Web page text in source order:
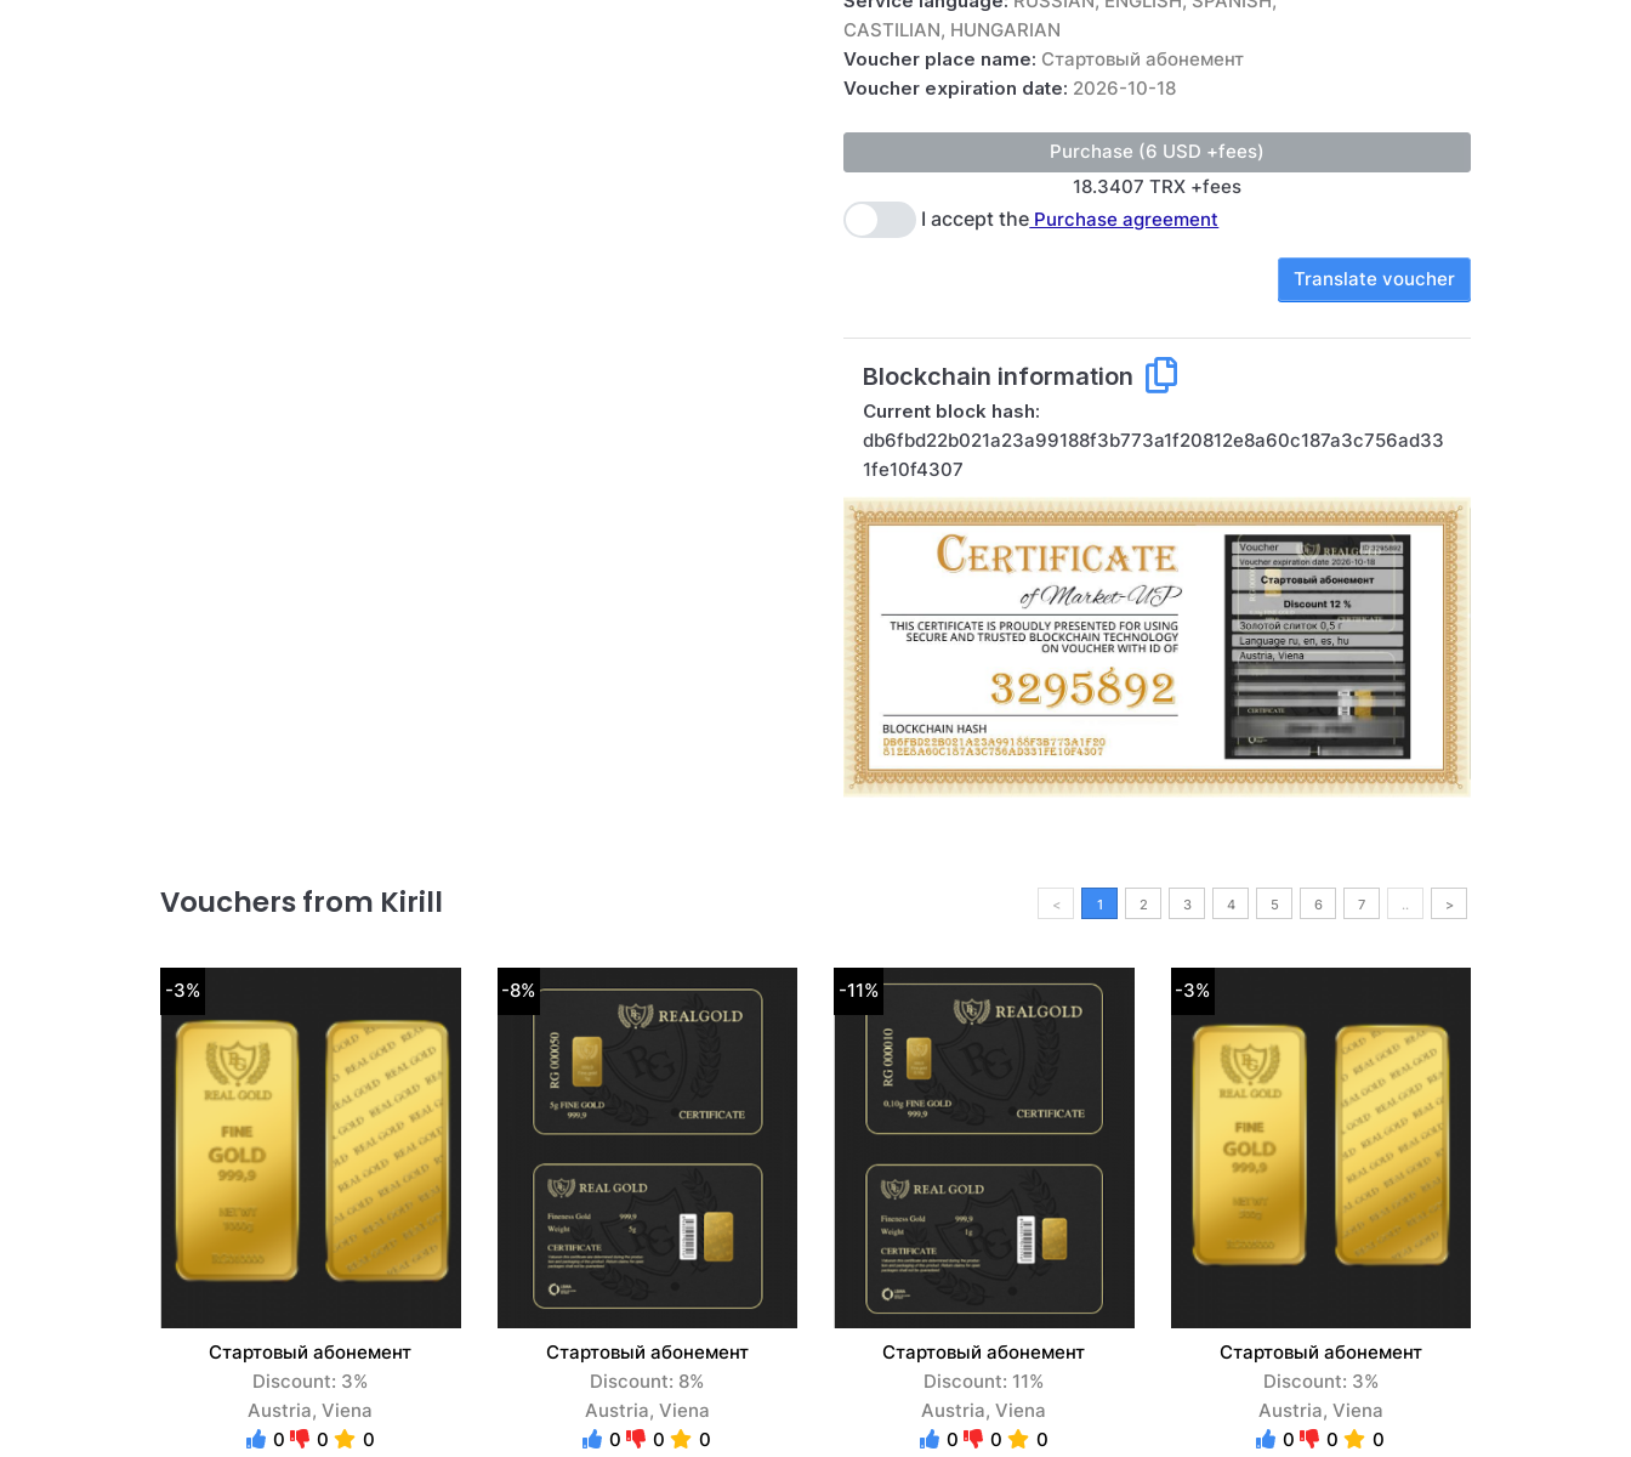
CASTILIAN, HUNGARIAN
Voucher place name: Стартовый абонемент
Voucher expiration date: 2026-10-18
18.3407 TRX +fees
I accept the Purchase agreement
Translate voucher
Blockchain information
Current block hash:
db6fbd22b021a23a99188f3b773a1f20812e8a60c187a3c756ad33
1fe10f4307
Vouchers from Kirill < 1 2 3 4 5 6 7 .. >
-3%
Стартовый абонемент
Discount: 3%
Austria, Viena
0
0 0
-8%
Стартовый абонемент
Discount: 8%
Austria, Viena
0
0 0
-11%
Стартовый абонемент
Discount: 11%
Austria, Viena
0
0 0
-3%
Стартовый абонемент
Discount: 3%
Austria, Viena
0
0 0